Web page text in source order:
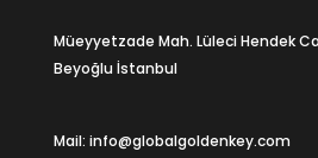
Müeyyetzade Mah. Lüleci Hendek
Beyoğlu İstanbul
Mail: info@globalgoldenkey.com